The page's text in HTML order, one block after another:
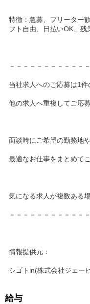
特徴：急募、フリーター
フト自由、日払いOK、
－－－－－－－－－－－
当社求人へのご応募は1件
他の求人へ重複してご応
面談時にご希望の勤務地
最適なお仕事をまとめて
気になる求人が複数ある
－－－－－－－－－－－
情報提供元：
シゴトin(株式会社ジェー
給与